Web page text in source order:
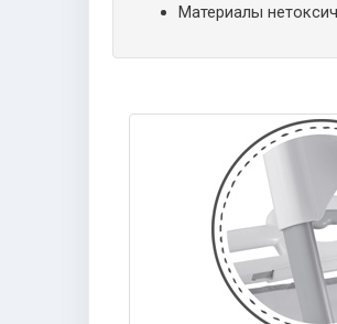
Материалы